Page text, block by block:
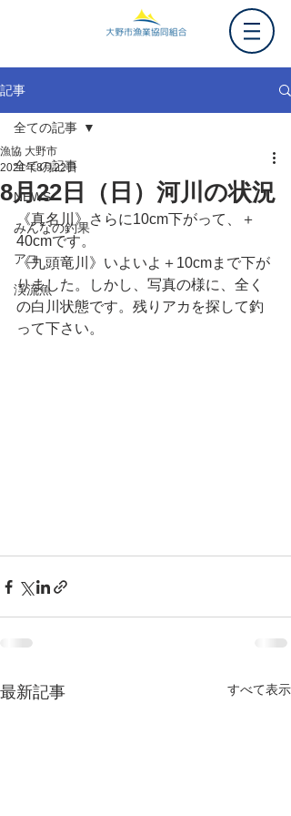
記事
全ての記事
NEWS
みんなの釣果
アユ
渓流魚
全ての記事
8月22日（日）河川の状況
漁協 大野市
2021年8月22日
《真名川》さらに10cm下がって、＋
40cmです。
《九頭竜川》いよいよ＋10cmまで下が
りました。しかし、写真の様に、全く
の白川状態です。残りアカを探して釣
って下さい。
最新記事 すべて表示